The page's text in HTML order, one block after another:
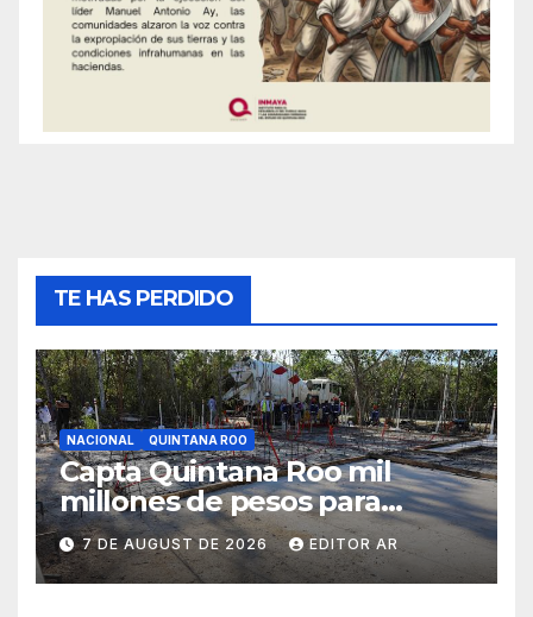
TE HAS PERDIDO
NACIONAL QUINTANA ROO
Capta Quintana Roo mil
millones de pesos para
construir más vivienda nueva
7 DE AUGUST DE 2026 EDITOR AR